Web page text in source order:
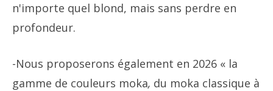
n'importe quel blond, mais sans perdre en
profondeur.
-Nous proposerons également en 2026 « la
gamme de couleurs moka, du moka classique à